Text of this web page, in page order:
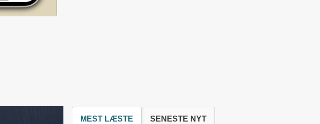
MEST LÆSTE SENESTE NYT